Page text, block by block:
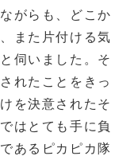
がらも、どこか
また片付ける気
伺いました。そ
れたことをきっ
を決意されたそ
はとても手に負
あるピカピカ隊